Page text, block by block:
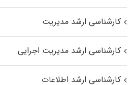
کارشناسی ارشد مدیریت
کارشناسی ارشد مدیریت اجرایی
کارشناسی ارشد اطلاعات